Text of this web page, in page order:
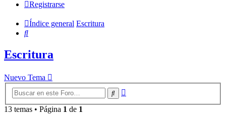
Registrarse
Índice general Escritura
Buscar
Escritura
Nuevo Tema
Buscar
13 temas • Página 1 de 1